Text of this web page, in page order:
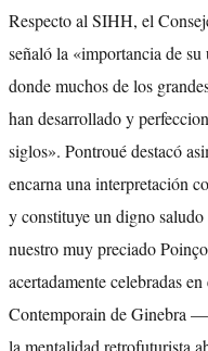
Respecto al SIHH, el
señaló la «importancia de
donde muchos de los
han desarrollado y
siglos». Pontroué destacó
encarna una interpretación
y constituye un digno
nuestro muy preciado
acertadamente celebradas
Contemporain de Ginebra
la mentalidad retrofuturista